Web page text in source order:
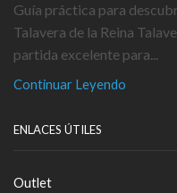
Guía práctica para
Talavera de la Reina
partida excelente para...
Continuar Leyendo
ENLACES ÚTILES
Outlet